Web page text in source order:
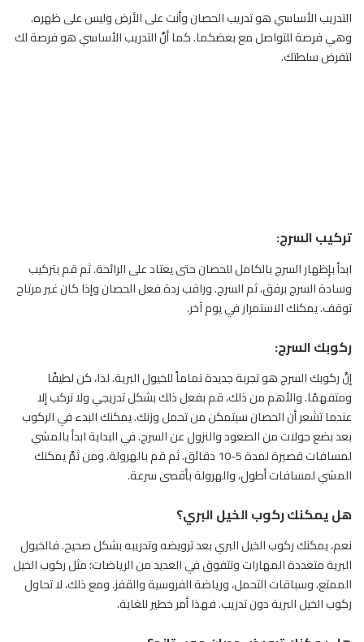
التدريب الأساسي هو تدريب الحصان وأنت على الأرض وليس على ظهره.
وهي فرصة للتواصل مع بعضكما. كما أنَّ التدريب الأساسي هو فرصة لك
لتفرض سلطتك.
تركيب السرج:
ابدأ بإظهار السرج بالكامل للحصان حتى يعتاد على الرائحة. ثم قم بتركيب
وسادة السرج برفق، ثم السرج. وراقب ردة فعلالحصانوإذا كان غير مرتاح
توقف. يمكنك الاستمرار في يوم آخر.
ركوبك السرج:
إنَّ ركوبك السرج هو تجربة جديدة تماماً للخيول البرية. لذا، كن لطيفًا
ومتفهمًا. والأهم من ذلك، قم بفعل ذلك بشكل تدريجي ولا تركب إلا
عندما تشعر أن الحصان سيتمكن من تحمل وزنك. يمكنك البدء في الركوب
بعد بضع جولات من الصعود والنزول عن السرج. في البداية ابدأ بالمشي
لمسافات قصيرة لمدة 5-10 دقائق. ثم قم بالهرولة. ومن ثمَّ يمكنك
المشي لمسافات أطول، والهرولة بأقصى سرعة.
هل يمكنك ركوب الخيل البري؟
نعم، يمكنك ركوب الخيل البري بعد ترويضه وتدريبه بشكل صحيح. فالخيول
البرية متعددة المهارات وتتفوق في العديد من الرياضات؛ مثل ركوب الخيل
الممتع، وسباقات التحمل، ورياضة الفروسية والقفز. ومع ذلك، لا تحاول
ركوب الخيل البرية دون تدريب. فهذا أمر خطير للغاية.